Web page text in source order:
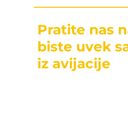
Pratite nas
biste uvek
iz avijacije